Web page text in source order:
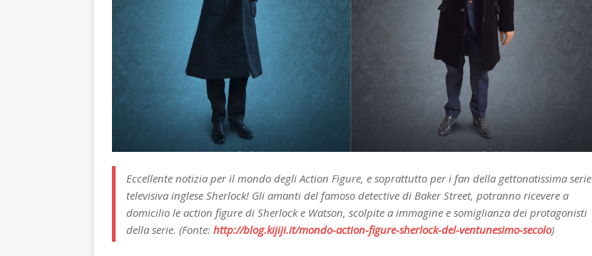
Eccellente notizia per il mondo degli Action Figure, e soprattutto per i fan della gettonatissima serie
televisiva inglese Sherlock! Gli amanti del famoso detective di Baker Street, potranno ricevere a
domicilio le action figure di Sherlock e Watson, scolpite a immagine e somiglianza dei protagonisti
della serie. (Fonte: http://blog.kijiji.it/mondo-action-figure-sherlock-del-ventunesimo-secolo)